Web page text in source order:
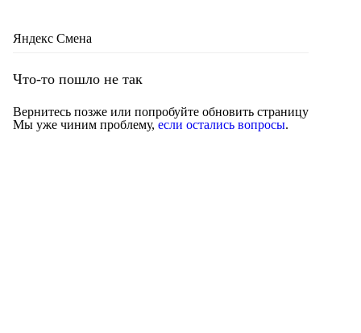
Яндекс Смена
Что-то пошло не так
Вернитесь позже или попробуйте обновить страницу
Мы уже чиним проблему, если остались вопросы.